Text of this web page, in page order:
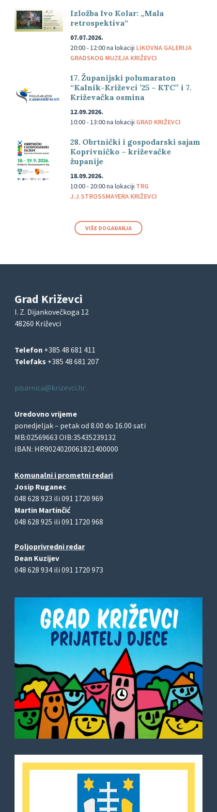
Izložba Ivo Kolar: „Mala
retrospektiva“
07.07.2026.
20:00 - 12:00na lokaciji LIKOVNA GALERIJA
GRADSKOG MUZEJA KRIŽEVCI
17. Županijski polumaraton
“Kalnik-Križevci ’25 – KTC” i 7.
Križevačka osmina
12.09.2026.
10:00 - 13:00na lokaciji GRAD KRIŽEVCI
28. Obrtnički i gospodarski sajam
Koprivničko – križevačke
županije
18.09.2026.
10:00 - 20:00na lokaciji TRG
J.J.STROSSMAYERA KRIŽEVCI
VIŠE DOGAĐANJA
Grad Križevci
I. Z. Dijankovečkoga 12
48260 Križevci
Telefon +385 48 681 411
Telefaks +385 48 681 207
pisarnica@krizevci.hr
Uredovno vrijeme
ponedjeljak – petak od 8.00 do 16.00 sati
MB:02569663 OIB:35435239132
IBAN: HR9024020061821400000
Komunalni i prometni redari
Josip Ruganec
048 628 923 ili 091 1720 969
Martin Martinčić
048 628 925 ili 091 1720 968
Poljoprivredni redar
Dean Kuzijev
048 628 934 ili 091 1720 973